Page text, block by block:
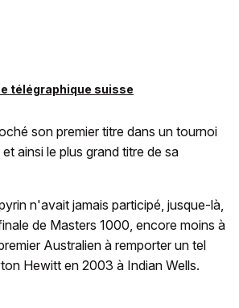
télégraphique suisse
son premier titre dans un tournoi
ainsi le plus grand titre de sa
n'avait jamais participé, jusque-là,
de Masters 1000, encore moins à
Australien à remporter un tel
Hewitt en 2003 à Indian Wells.